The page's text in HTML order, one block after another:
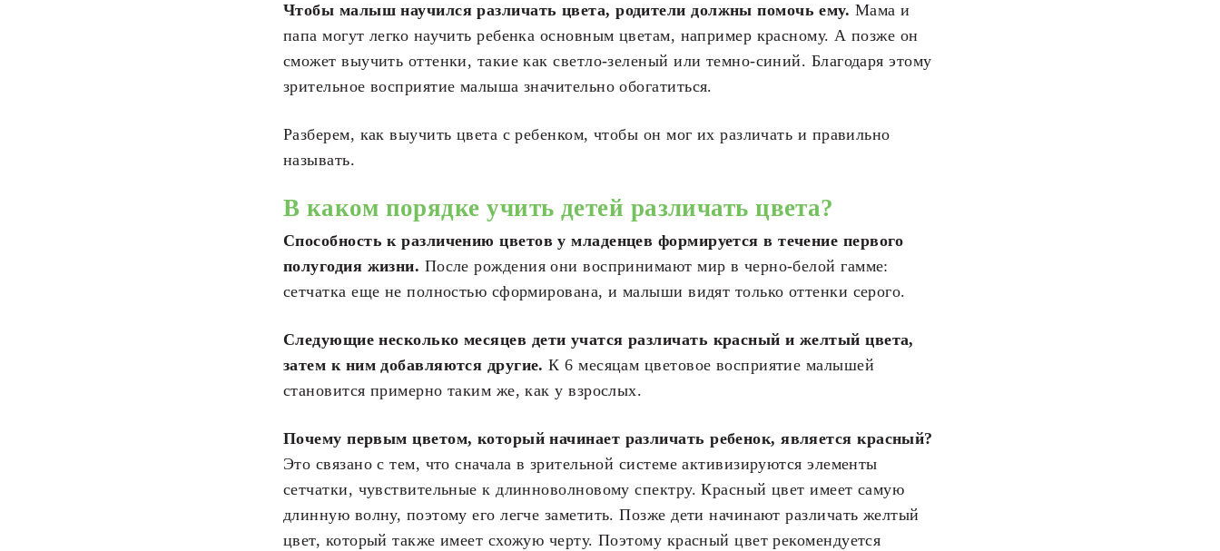
Чтобы малыш научился различать цвета, родители должны помочь ему. Мама и
папа могут легко научить ребенка основным цветам, например красному. А позже он
сможет выучить оттенки, такие как светло-зеленый или темно-синий. Благодаря этому
зрительное восприятие малыша значительно обогатиться.
Разберем, как выучить цвета с ребенком, чтобы он мог их различать и правильно
называть.
В каком порядке учить детей различать цвета?
Способность к различению цветов у младенцев формируется в течение первого
полугодия жизни. После рождения они воспринимают мир в черно-белой гамме:
сетчатка еще не полностью сформирована, и малыши видят только оттенки серого.
Следующие несколько месяцев дети учатся различать красный и желтый цвета,
затем к ним добавляются другие. К 6 месяцам цветовое восприятие малышей
становится примерно таким же, как у взрослых.
Почему первым цветом, который начинает различать ребенок, является красный?
Это связано с тем, что сначала в зрительной системе активизируются элементы
сетчатки, чувствительные к длинноволновому спектру. Красный цвет имеет самую
длинную волну, поэтому его легче заметить. Позже дети начинают различать желтый
цвет, который также имеет схожую черту. Поэтому красный цвет рекомендуется